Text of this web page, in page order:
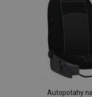
Autopotahy